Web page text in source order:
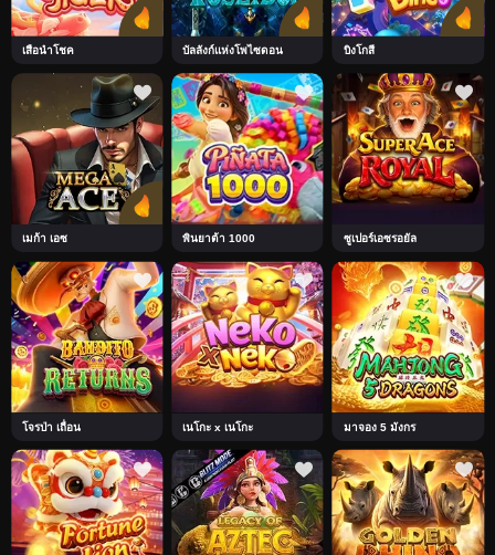
เสือนำโชค บัลลังก์แห่งโพไซดอน บิงโกสี
เมก้า เอซ พินยาต้า 1000 ซูเปอร์เอซรอยัล
โจรป่า เถื่อน เนโกะ x เนโกะ มาจอง 5 มังกร